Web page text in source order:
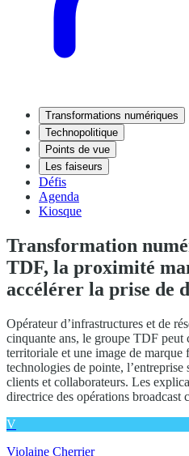
Transformations numériques
Technopolitique
Points de vue
Les faiseurs
Défis
Agenda
Kiosque
Transformation
TDF, la proximité
accélérer la prise de
Opérateur d’infrastructures et de
cinquante ans, le groupe TDF peut
territoriale et une image de marque
technologies de pointe,
clients et collaborateurs. Les
directrice des opérations broadcast
V
Violaine Cherrier